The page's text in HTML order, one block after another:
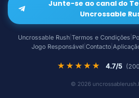
Junte-se ao canal do
Uncrossable
Uncrossable Rush| Termos e Condições
Jogo Responsável Contacto|
★★★★★ 4.7/5 (200
© 2026